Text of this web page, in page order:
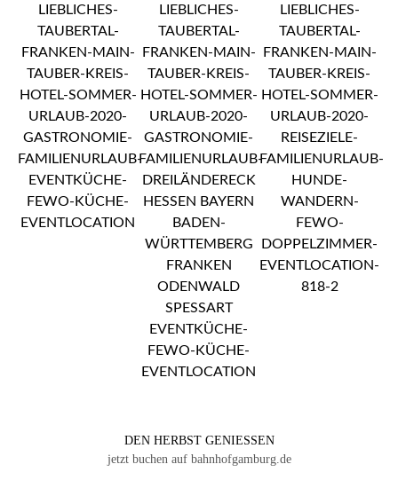
DEN HERBST GENIESSEN
jetzt buchen auf bahnhofgamburg.de